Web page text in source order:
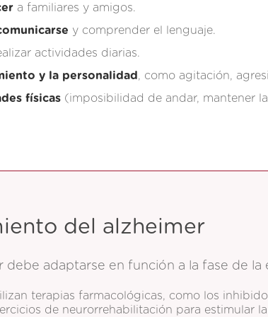
a familiares y amigos.
y comprender el lenguaje.
actividades diarias.
y la personalidad , como agitación,
físicas (imposibilidad de andar, mantener
del alzheimer
debe adaptarse en función a la fase de
terapias farmacológicas, como los
de neurorrehabilitación para estimular